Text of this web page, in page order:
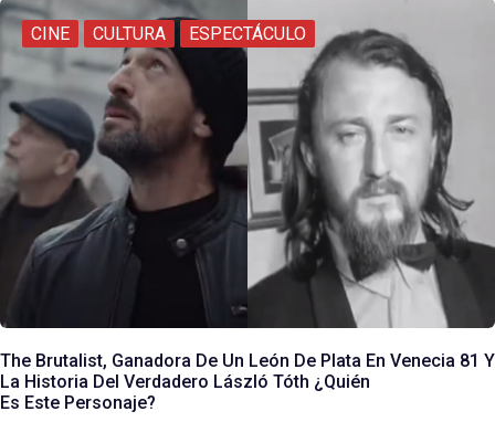
CINE CULTURA ESPECTÁCULO
The Brutalist, Ganadora De Un León De Plata En Venecia 81 Y
La Historia Del Verdadero László Tóth ¿Quién
Es Este Personaje?